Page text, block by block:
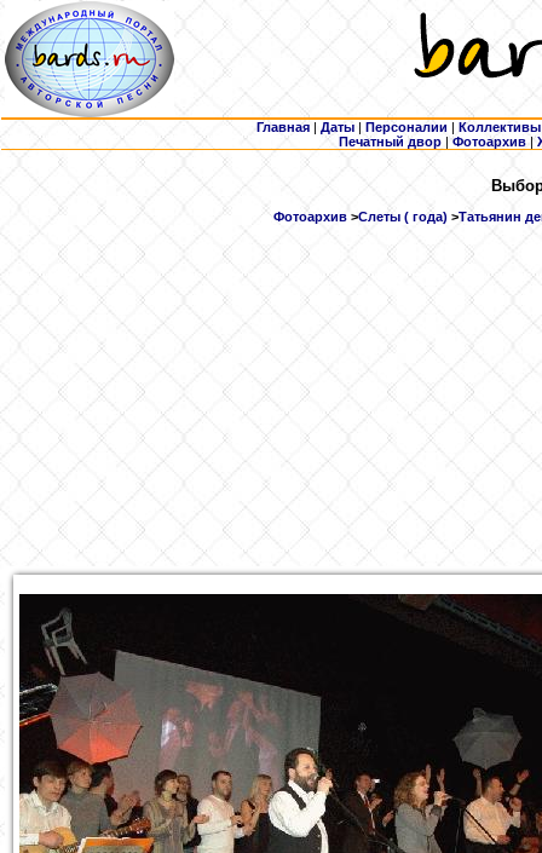
Главная | Даты | Персоналии | Коллективы
Печатный двор |Фотоархив |
Фотоархив>Слеты ( года) >Татьянин